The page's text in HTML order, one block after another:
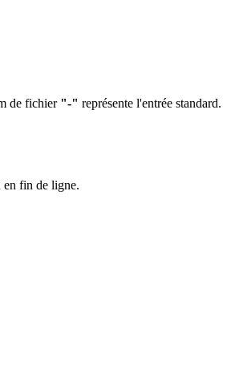
de fichier "-" représente l'entrée standard.
en fin de ligne.